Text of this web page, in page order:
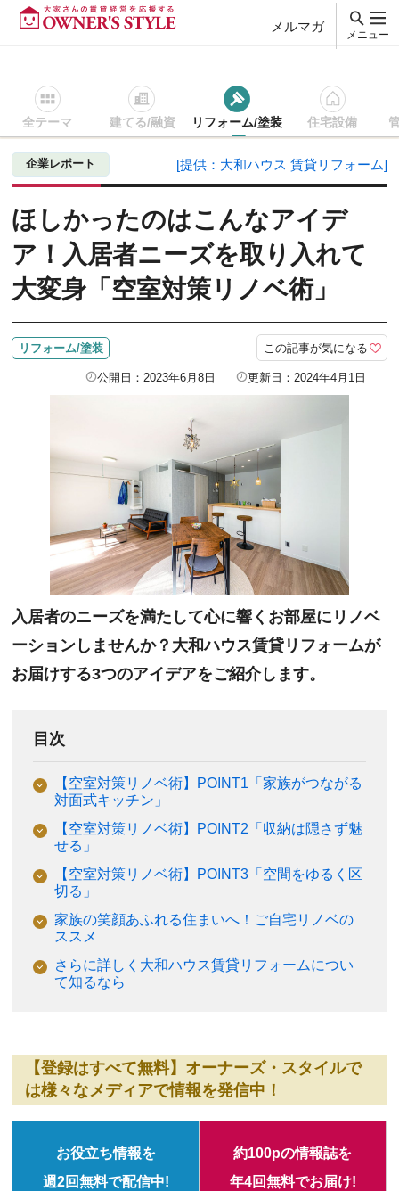
メルマガ
メニュー
全テーマ 建てる/融資 リフォーム/塗装 住宅設備
賃貸経営ＴＯＰ リフォーム/塗装 記事を読む ほしかったの
企業レポート [提供：大和ハウス 賃貸リフォーム]
ほしかったのはこんなアイデ
ア！入居者ニーズを取り入れて
大変身「空室対策リノベ術」
リフォーム/塗装 この記事が気になる
公開日：2023年6月8日 更新日：2024年4月1日
入居者のニーズを満たして心に響くお部屋にリノベ
ーションしませんか？大和ハウス賃貸リフォームが
お届けする3つのアイデアをご紹介します。
目次
【空室対策リノベ術】POINT1「家族がつながる
対面式キッチン」
【空室対策リノベ術】POINT2「収納は隠さず魅
せる」
【空室対策リノベ術】POINT3「空間をゆるく区
切る」
家族の笑顔あふれる住まいへ！ご自宅リノベの
ススメ
さらに詳しく大和ハウス賃貸リフォームについ
て知るなら
【登録はすべて無料】オーナーズ・スタイルで
は様々なメディアで情報を発信中！
お役立ち情報を
週2回無料で配信中!
約100pの情報誌を
年4回無料でお届け!